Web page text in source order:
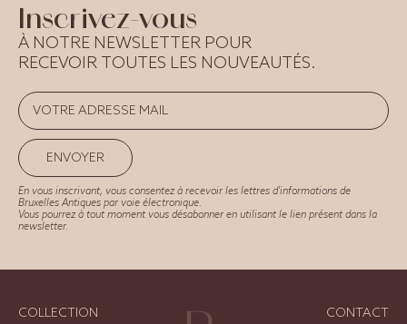
Inscrivez-vous
À NOTRE NEWSLETTER POUR
RECEVOIR TOUTES LES NOUVEAUTÉS.
ENVOYER
En vous inscrivant, vous consentez à recevoir les lettres d'informations de
Bruxelles Antiques par voie électronique.
Vous pourrez à tout moment vous désabonner en utilisant le lien présent dans la
newsletter.
COLLECTION CONTACT